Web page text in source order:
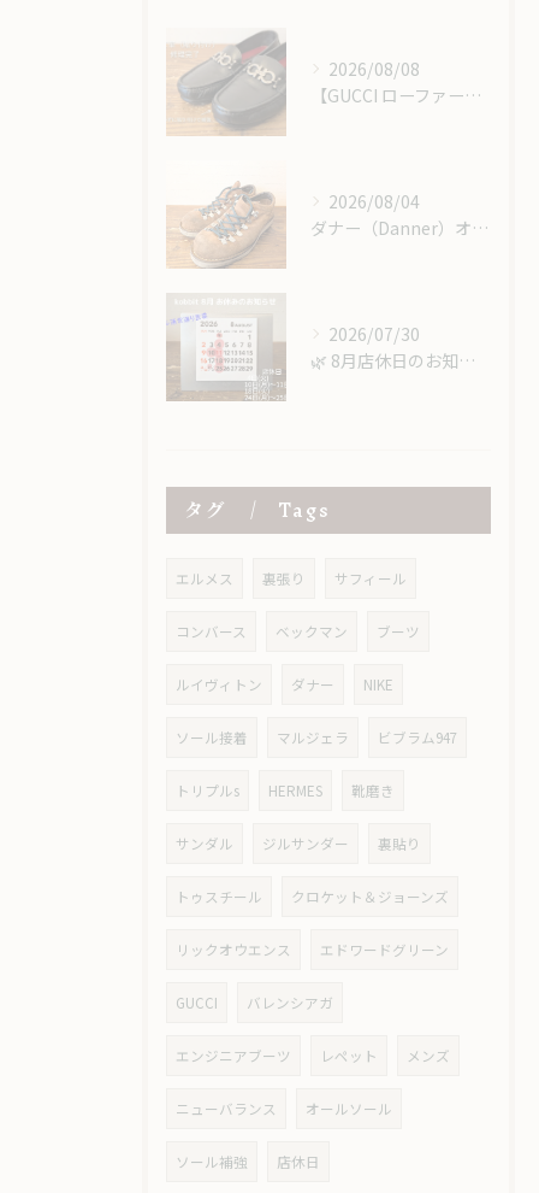
2026/08/08
【GUCCI ローファー】つま先の擦れ・キズを「当て革」で補強・修理
2026/08/04
ダナー（Danner）オールソール｜レザーミッドソール＆USビブラム＃148で重厚感あるカスタム修理
2026/07/30
​🌿 8月店休日のお知らせ 🌿
タグ Tags
エルメス 裏張り サフィール
コンバース ベックマン ブーツ
ルイヴィトン ダナー NIKE
ソール接着 マルジェラ ビブラム947
トリプルs HERMES 靴磨き
サンダル ジルサンダー 裏貼り
トゥスチール クロケット＆ジョーンズ
リックオウエンス エドワードグリーン
GUCCI バレンシアガ
エンジニアブーツ レペット メンズ
ニューバランス オールソール
ソール補強 店休日